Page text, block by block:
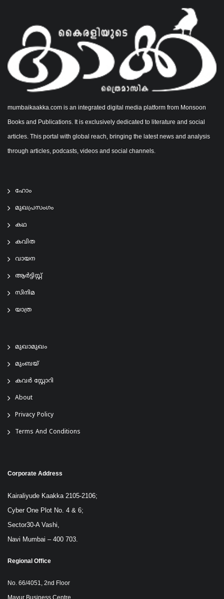
mumbaikaakka.com is an integrated digital media platform from Monsoon
Books and Publications. It is exclusively dedicated to literature and social
articles. This portal with global reach, bringing the latest news and analysis
through articles, podcasts, videos and social channels.
ഹോം
മുഖപ്രസംഗം
കഥ
കവിത
വായന
ആര്‍ട്ടിസ്റ്റ്
സിനിമ
യാത്ര
മുഖാമുഖം
മുംബയ്
കവർ സ്റ്റോറി
About
Privacy Policy
Terms And Conditions
Corporate Address
Kairaliyude Kaakka 2105-2106;
Cyber One Plot No. 4 & 6;
Sector30-A Vashi,
Navi Mumbai – 400 703.
Regional Office
No. 66/4051, 2nd Floor
Mayur Business Centre